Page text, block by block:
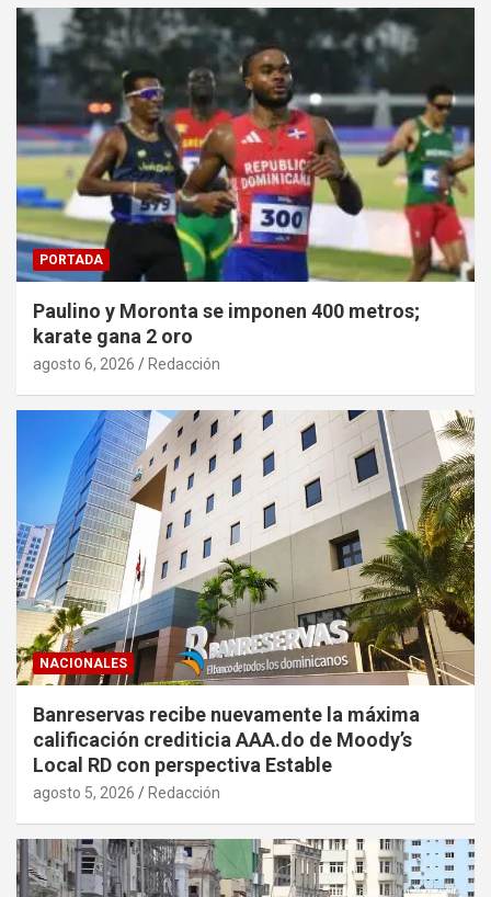
PORTADA
Paulino y Moronta se imponen 400 metros;
karate gana 2 oro
agosto 6, 2026 Redacción
NACIONALES
Banreservas recibe nuevamente la máxima
calificación crediticia AAA.do de Moody’s
Local RD con perspectiva Estable
agosto 5, 2026 Redacción